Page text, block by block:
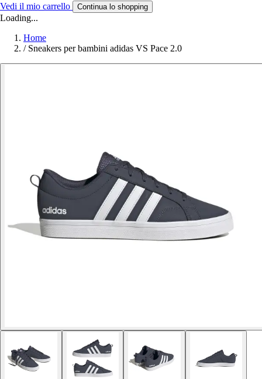
Vedi il mio carrello Continua lo shopping
Loading...
Home
/ Sneakers per bambini adidas VS Pace 2.0